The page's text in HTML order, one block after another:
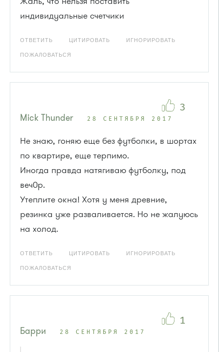
индивидуальные счетчики
ОТВЕТИТЬ ЦИТИРОВАТЬ ИГНОРИРОВАТЬ
ПОЖАЛОВАТЬСЯ
Mick Thunder 28 СЕНТЯБРЯ 2017
Не знаю, гоняю еще без футболки, в шортах
по квартире, еще терпимо.
Иногда правда натягиваю футболку, под
веч0р.
Утеплите окна! Хотя у меня древние,
резинка уже разваливается. Но не жалуюсь
на холод.
ОТВЕТИТЬ ЦИТИРОВАТЬ ИГНОРИРОВАТЬ
ПОЖАЛОВАТЬСЯ
3
Барри 28 СЕНТЯБРЯ 2017
1